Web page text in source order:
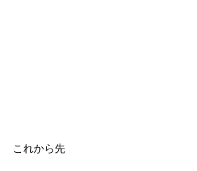
これから先